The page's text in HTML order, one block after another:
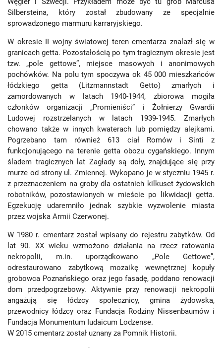
Silbersteina, który został zbudowany ze specjalnie
sprowadzonego marmuru karraryjskiego.
W okresie II wojny światowej teren cmentarza znalazł się w
granicach getta. Pozostałością po tym tragicznym okresie jest
tzw. „pole gettowe”, miejsce masowych i anonimowych
pochówków. Na polu tym spoczywa ok 45 000 mieszkańców
łódzkiego getta (Litzmannstadt Getto) zmarłych i
zamordowanych w latach 1940-1944, zbiorowa mogiła
członków organizacji „Promieniści” i Żołnierzy Gwardii
Ludowej rozstrzelanych w latach 1939-1945. Zmarłych
chowano także w innych kwaterach lub pomiędzy alejkami.
Pogrzebano tam również 613 ciał Romów i Sinti z
funkcjonującego na terenie getta obozu cygańskiego. Innym
śladem tragicznych lat Zagłady są doły, znajdujące się przy
murze od strony ul. Zmiennej. Wykopano je w styczniu 1945 r.
z przeznaczeniem na groby dla ostatnich kilkuset żydowskich
robotników, pozostawionych w mieście po likwidacji getta.
Egzekucję udaremniło jednak szybkie wyzwolenie miasta
przez wojska Armii Czerwonej.
W 1980 r. cmentarz został wpisany do rejestru zabytków. Od
lat 90. XX wieku wzmożono działania na rzecz ratowania
nekropolii, m.in. uporządkowano „Pole Gettowe”,
odrestaurowano zabytkową mozaikę wewnętrznej kopuły
grobowca Poznańskiego oraz jego fasadę, poddano renowacji
dom przedpogrzebowy. Aktywnie przy renowacji nekropolii
angażują się łódzcy społecznicy, gmina żydowska,
przewodnicy łódzcy oraz Fundacja Rodziny Nissenbaumów i
Fundacja Monumentum Iudaicum Lodzense.
W 2015 cmentarz został uznany za Pomnik Historii.